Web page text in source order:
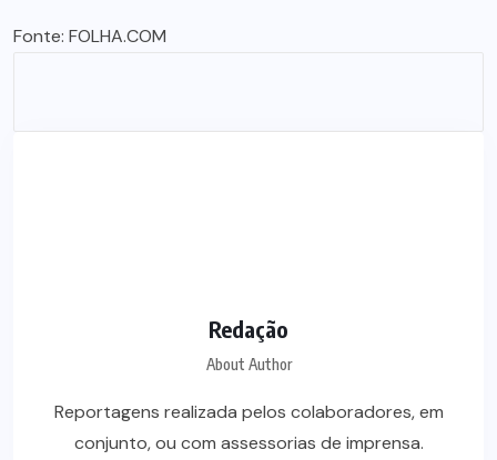
Fonte: FOLHA.COM
Redação
About Author
Reportagens realizada pelos colaboradores, em
conjunto, ou com assessorias de imprensa.